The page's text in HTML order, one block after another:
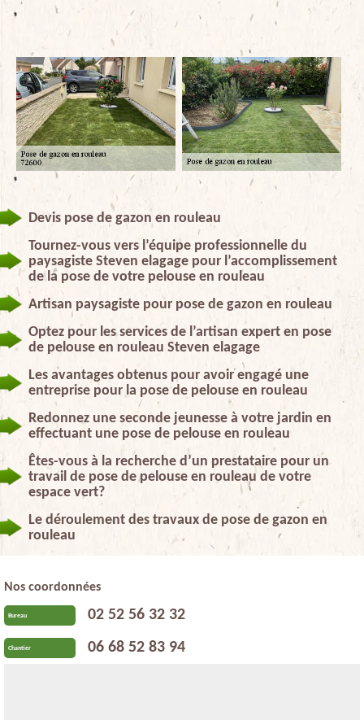
Devis pose de gazon en rouleau
Tournez-vous vers l’équipe professionnelle du
paysagiste Steven elagage pour l’accomplissement
de la pose de votre pelouse en rouleau
Artisan paysagiste pour pose de gazon en rouleau
Optez pour les services de l’artisan expert en pose
de pelouse en rouleau Steven elagage
Les avantages obtenus pour avoir engagé une
entreprise pour la pose de pelouse en rouleau
Redonnez une seconde jeunesse à votre jardin en
effectuant une pose de pelouse en rouleau
Êtes-vous à la recherche d’un prestataire pour un
travail de pose de pelouse en rouleau de votre
espace vert?
Le déroulement des travaux de pose de gazon en
rouleau
Nos coordonnées
Bureau 02 52 56 32 32
Chantier 06 68 52 83 94